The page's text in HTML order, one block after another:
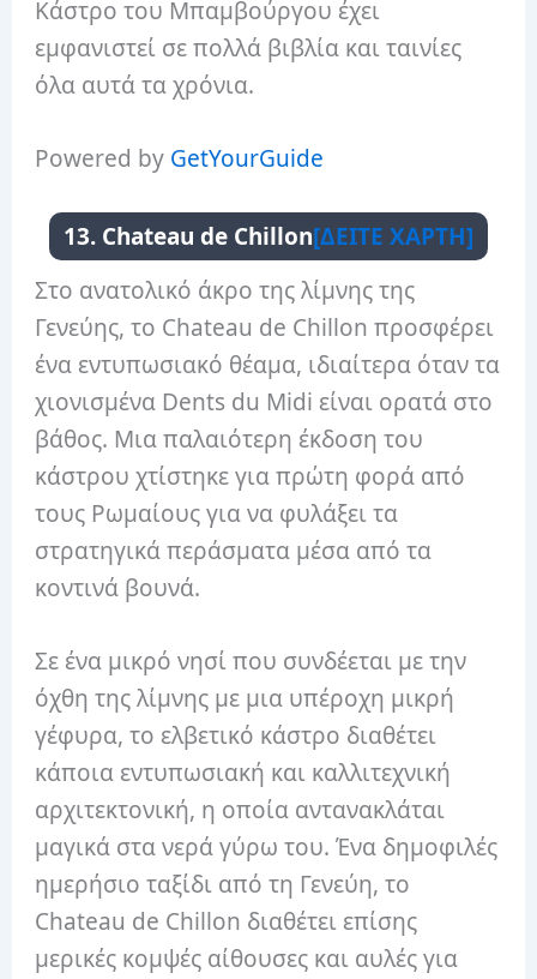
Κάστρο του Μπαμβούργου έχει
εμφανιστεί σε πολλά βιβλία και ταινίες
όλα αυτά τα χρόνια.
Powered by GetYourGuide
13. Chateau de Chillon[ΔΕΙΤΕ ΧΑΡΤΗ]
Στο ανατολικό άκρο της λίμνης της
Γενεύης, το Chateau de Chillon προσφέρει
ένα εντυπωσιακό θέαμα, ιδιαίτερα όταν τα
χιονισμένα Dents du Midi είναι ορατά στο
βάθος. Μια παλαιότερη έκδοση του
κάστρου χτίστηκε για πρώτη φορά από
τους Ρωμαίους για να φυλάξει τα
στρατηγικά περάσματα μέσα από τα
κοντινά βουνά.
Σε ένα μικρό νησί που συνδέεται με την
όχθη της λίμνης με μια υπέροχη μικρή
γέφυρα, το ελβετικό κάστρο διαθέτει
κάποια εντυπωσιακή και καλλιτεχνική
αρχιτεκτονική, η οποία αντανακλάται
μαγικά στα νερά γύρω του. Ένα δημοφιλές
ημερήσιο ταξίδι από τη Γενεύη, το
Chateau de Chillon διαθέτει επίσης
μερικές κομψές αίθουσες και αυλές για